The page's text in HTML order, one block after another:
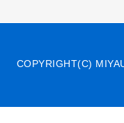
COPYRIGHT(C)